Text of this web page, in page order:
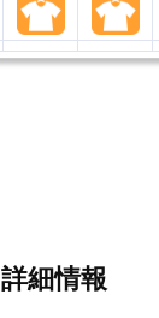
細情報